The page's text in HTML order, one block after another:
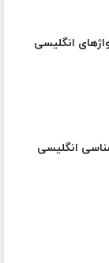
انگلیسی
انگلیسی